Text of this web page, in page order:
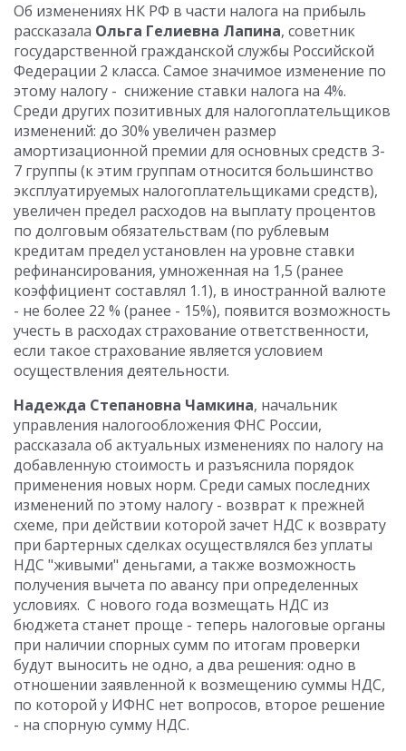
Об изменениях НК РФ в части налога на прибыль
рассказала Ольга Гелиевна Лапина, советник
государственной гражданской службы Российской
Федерации 2 класса. Самое значимое изменение по
этому налогу - снижение ставки налога на 4%.
Среди других позитивных для налогоплательщиков
изменений: до 30% увеличен размер
амортизационной премии для основных средств 3-
7 группы (к этим группам относится большинство
эксплуатируемых налогоплательщиками средств),
увеличен предел расходов на выплату процентов
по долговым обязательствам (по рублевым
кредитам предел установлен на уровне ставки
рефинансирования, умноженная на 1,5 (ранее
коэффициент составлял 1.1), в иностранной валюте
- не более 22 % (ранее - 15%), появится возможность
учесть в расходах страхование ответственности,
если такое страхование является условием
осуществления деятельности.
Надежда Степановна Чамкина, начальник
управления налогообложения ФНС России,
рассказала об актуальных изменениях по налогу на
добавленную стоимость и разъяснила порядок
применения новых норм. Среди самых последних
изменений по этому налогу - возврат к прежней
схеме, при действии которой зачет НДС к возврату
при бартерных сделках осуществлялся без уплаты
НДС "живыми" деньгами, а также возможность
получения вычета по авансу при определенных
условиях. С нового года возмещать НДС из
бюджета станет проще - теперь налоговые органы
при наличии спорных сумм по итогам проверки
будут выносить не одно, а два решения: одно в
отношении заявленной к возмещению суммы НДС,
по которой у ИФНС нет вопросов, второе решение
- на спорную сумму НДС.